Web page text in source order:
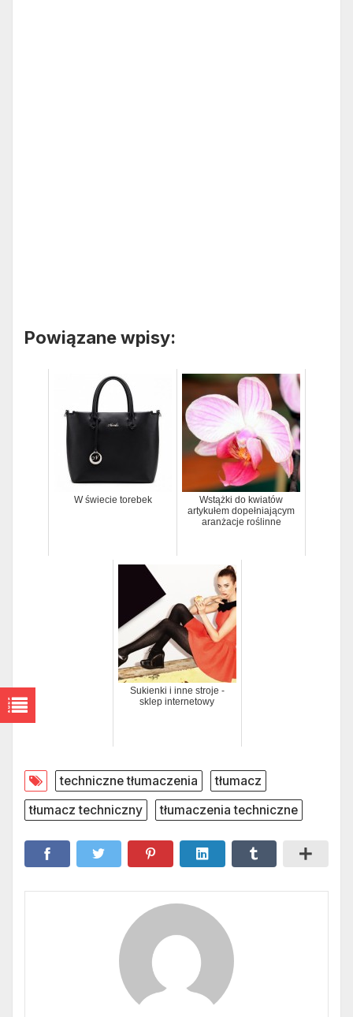
Powiązane wpisy:
W świecie torebek
Wstążki do kwiatów
artykułem dopełniającym
aranżacje roślinne
Sukienki i inne stroje -
sklep internetowy
techniczne tłumaczenia
tłumacz
tłumacz techniczny
tłumaczenia techniczne